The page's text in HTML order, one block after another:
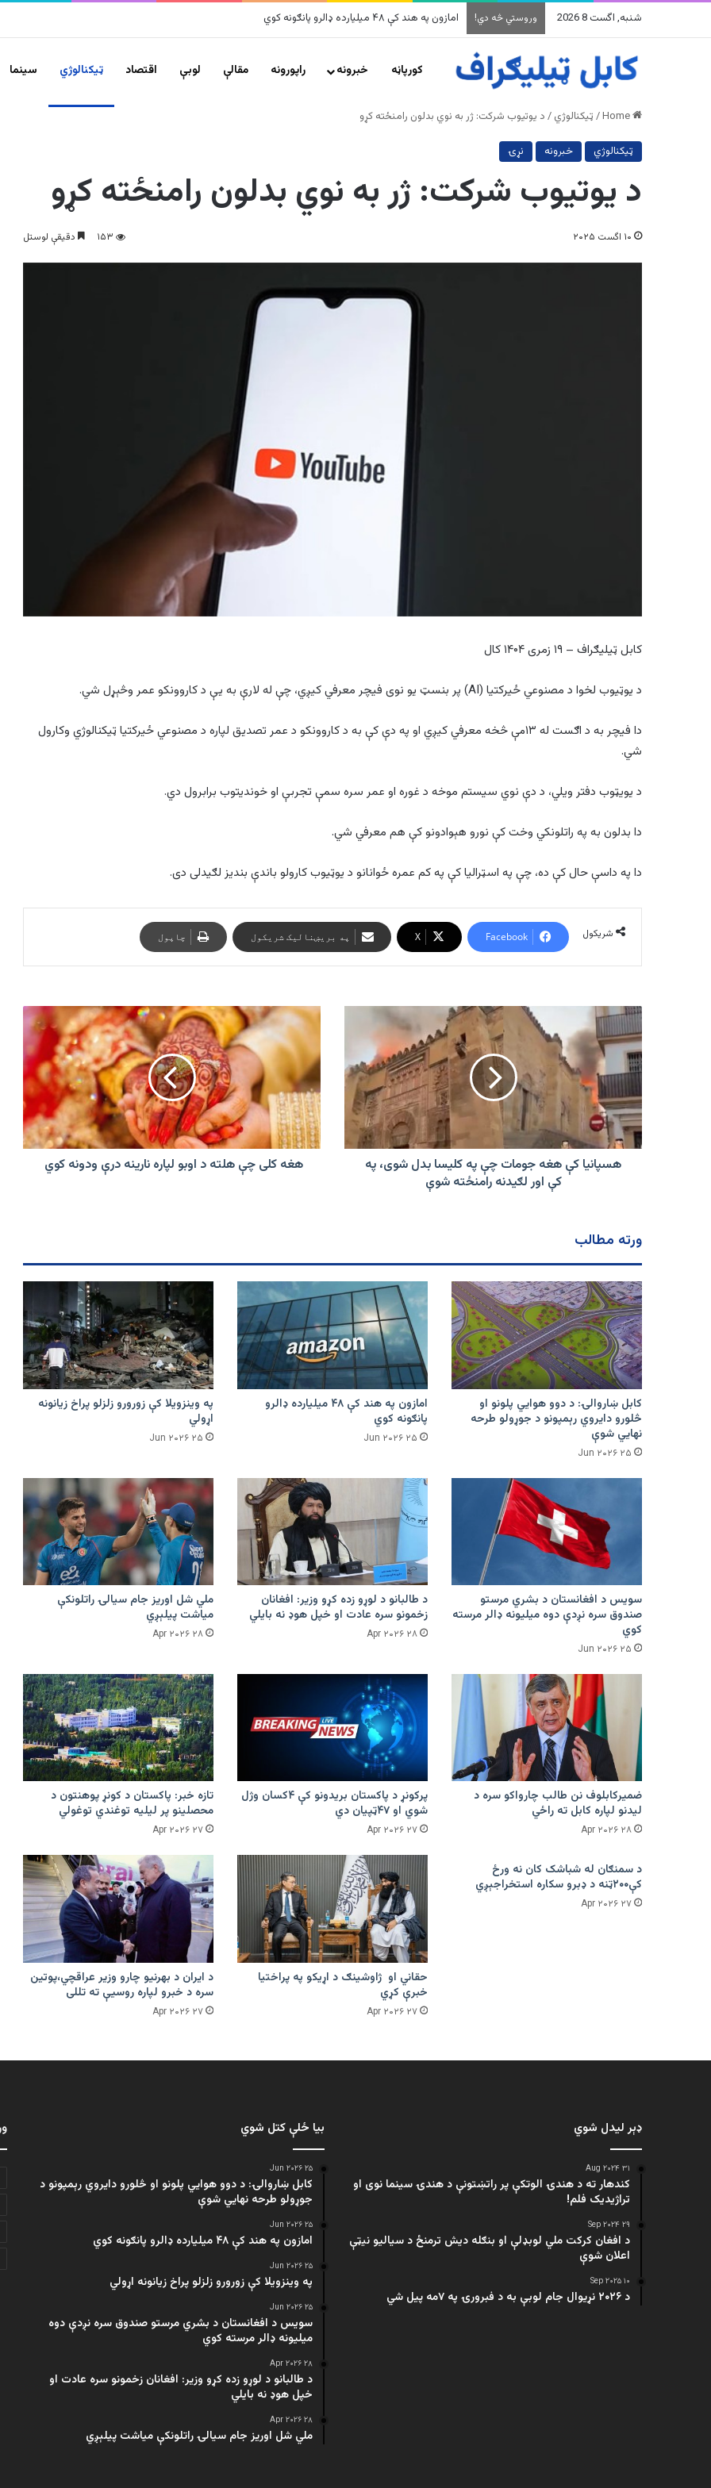
شنبه, اگست 8 2026 وروستي څه دي! امازون په هند کې ۴۸ میلیارده ډالرو پانګونه کوي
کورپاڼه خبرونه راپورونه مقالې لوبې اقتصاد ټیکنالوژي سينما
/ ټیکنالوژي / د یوتیوب شرکت: ژر به نوي بدلون رامنځته کړو
ټیکنالوژي خبرونه نړۍ
د یوتیوب شرکت: ژر به نوي بدلون رامنځته کړو
۱۰ اگست ۲۰۲۵ ۱۵۳ دقیقې لوستل
کابل ټیلیګراف – ۱۹ زمری ۱۴۰۴ کال
د یوټیوب لخوا د مصنوعي ځیرکتیا (AI) پر بنسټ یو نوی فیچر معرفي کیږي، چې له لارې به یې د کاروونکو عمر وڅېړل شي.
دا فیچر به د اګست له ۱۳مې څخه معرفي کیږي او په دې کې به د کاروونکو د عمر تصدیق لپاره د مصنوعي ځیرکتیا ټیکنالوژي وکارول
شي.
د یویټوب دفتر ویلي، د دې نوي سیستم موخه د غوره او عمر سره سمې تجربې او خوندیتوب برابرول دي.
دا بدلون به په راتلونکي وخت کې نورو هېوادونو کې هم معرفي شي.
دا په داسې حال کې ده، چې په اسټرالیا کې په کم عمره ځوانانو د یوټیوب کارولو باندې بندیز لګیدلی دی.
شریکول Facebook
X په بریښنالیک شریکول چاپول
هسپانیا
کې
هغه
جومات
چې
په
کلیسا
بدل
شوی،
شوې
هسپانیا کې هغه جومات چې په کلیسا بدل شوی، په
کې اور لګیدنه رامنځته شوې
هغه
چې
هلته
د
اوبو
لپاره
نارینه
درې
ودونههغه کلی چې هلته د اوبو لپاره نارینه درې ودونه کوي
ورته مطالب
کابل ښاروالۍ: د دوو هوايي پلونو او
څلورو دایروي رېمپونو د جوړولو طرحه
نهایي شوې
۲۵ Jun ۲۰۲۶
امازون په هند کې ۴۸ میلیارده ډالرو
پانګونه کوي
۲۵ Jun ۲۰۲۶
په وینزویلا کې زورورو زلزلو پراخ زیانونه
اړولي
۲۵ Jun ۲۰۲۶
سویس د افغانستان د بشري مرستو
صندوق سره نږدې دوه میلیونه ډالر مرسته
کوي
۲۵ Jun ۲۰۲۶
د طالبانو د لوړو زده کړو وزیر: افغانان
زخمونو سره عادت او خپل هوډ نه بایلي
۲۸ Apr ۲۰۲۶
ملي شل اوریز جام سیالۍ راتلونکې
میاشت پیلېږي
۲۸ Apr ۲۰۲۶
ضمیرکابلوف نن طالب چارواکو سره د
لیدنو لپاره کابل ته راځي
۲۸ Apr ۲۰۲۶
پرکونړ د پاکستان بریدونو کې ۴کسان وژل
شوي او ۴۷ټپیان دي
۲۷ Apr ۲۰۲۶
تازه خبر: پاکستان د کونړ پوهنتون د
محصلینو پر لیلیه توغندي توغولي
۲۷ Apr ۲۰۲۶
د سمنګان له شباشک کان نه ورځ
کې۲۰۰ټنه د ډبرو سکاره استخراجېږي
۲۷ Apr ۲۰۲۶
حقاني او ژاوشینګ د اړیکو په پراختیا
خبرې کړي
۲۷ Apr ۲۰۲۶
د ایران د بهرنیو چارو وزیر عراقچي،پوتین
سره د خبرو لپاره روسیې ته تللی
۲۷ Apr ۲۰۲۶
ډېر لیدل شوي
۳۱ Aug ۲۰۲۴
کندهار ته د هندۍ الوتکې پر راتښتونې د هندۍ سینما نوی او
تراژيديک فلم!
۲۹ Sep ۲۰۲۴
د افغان کرکت ملي لوبډلې او بنګله دیش ترمنځ د سیالیو نیټې
اعلان شوې
۱۰ Sep ۲۰۲۵
د ۲۰۲۶ نړیوال جام لوبې به د فبرورۍ په ۷مه پیل شي
بیا ځلې کتل شوي
۲۵ Jun ۲۰۲۶
کابل ښاروالۍ: د دوو هوايي پلونو او څلورو دایروي رېمپونو د
جوړولو طرحه نهایي شوې
۲۵ Jun ۲۰۲۶
امازون په هند کې ۴۸ میلیارده ډالرو پانګونه کوي
۲۵ Jun ۲۰۲۶
په وینزویلا کې زورورو زلزلو پراخ زیانونه اړولي
۲۵ Jun ۲۰۲۶
سویس د افغانستان د بشري مرستو صندوق سره نږدې دوه
میلیونه ډالر مرسته کوي
۲۸ Apr ۲۰۲۶
د طالبانو د لوړو زده کړو وزیر: افغانان زخمونو سره عادت او
خپل هوډ نه بایلي
۲۸ Apr ۲۰۲۶
ملي شل اوریز جام سیالۍ راتلونکې میاشت پیلېږي